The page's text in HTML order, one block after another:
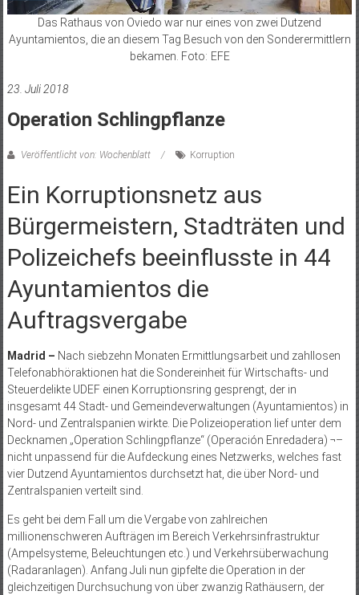
Das Rathaus von Oviedo war nur eines von zwei Dutzend
Ayuntamientos, die an diesem Tag Besuch von den Sonderermittlern
bekamen. Foto: EFE
23. Juli 2018
Operation Schlingpflanze
Veröffentlicht von: Wochenblatt Korruption
Ein Korruptionsnetz aus
Bürgermeistern, Stadträten und
Polizeichefs beeinflusste in 44
Ayuntamientos die
Auftragsvergabe
Madrid – Nach siebzehn Monaten Ermittlungsarbeit und zahllosen
Telefonabhöraktionen hat die Sondereinheit für Wirtschafts- und
Steuerdelikte UDEF einen Korruptionsring gesprengt, der in
insgesamt 44 Stadt- und Gemeindeverwaltungen (Ayuntamientos) in
Nord- und Zentralspanien wirkte. Die Polizeioperation lief unter dem
Decknamen „Operation Schlingpflanze“ (Operación Enredadera) ¬–
nicht unpassend für die Aufdeckung eines Netzwerks, welches fast
vier Dutzend Ayuntamientos durchsetzt hat, die über Nord- und
Zentralspanien verteilt sind.
Es geht bei dem Fall um die Vergabe von zahlreichen
millionenschweren Aufträgen im Bereich Verkehrsinfrastruktur
(Ampelsysteme, Beleuchtungen etc.) und Verkehrsüberwachung
(Radaranlagen). Anfang Juli nun gipfelte die Operation in der
gleichzeitigen Durchsuchung von über zwanzig Rathäusern, der